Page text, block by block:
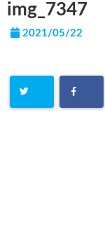
img_7347
2021/05/22